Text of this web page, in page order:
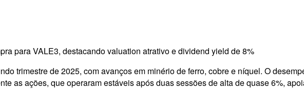
para VALE3, destacando valuation atrativo e dividend yield de 8%
trimestre de 2025, com avanços em minério de ferro, cobre e níquel. O
as ações, que operaram estáveis após duas sessões de alta de quase 6%,